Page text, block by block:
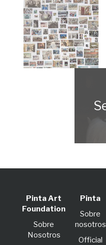
Pinta Art
Foundation
Sobre
Nosotros
Pinta
Sobre
nosotros
Official